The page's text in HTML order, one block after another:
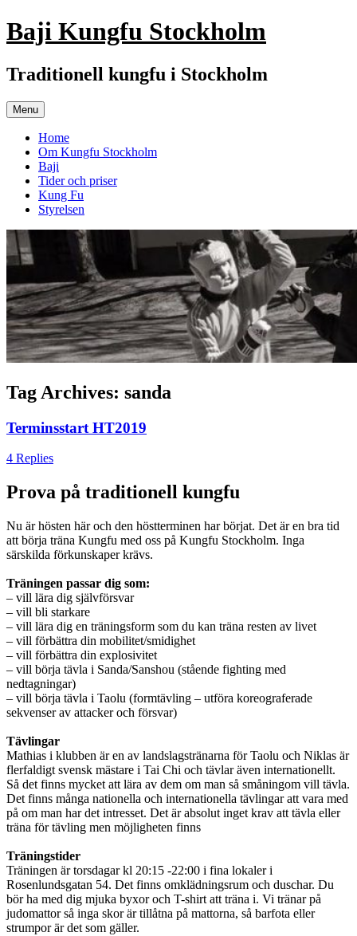
Skip
to
Baji Kungfu Stockholm
Traditionell kungfu i Stockholm
Menu
Home
Om Kungfu Stockholm
Baji
Tider och priser
Kung Fu
Styrelsen
Tag Archives: sanda
Terminsstart HT2019
4 Replies
Prova på traditionell kungfu
Nu är hösten här och den höstterminen har börjat. Det är en bra tid
att börja träna Kungfu med oss på Kungfu Stockholm. Inga
särskilda förkunskaper krävs.
Träningen passar dig som:
– vill lära dig självförsvar
– vill bli starkare
– vill lära dig en träningsform som du kan träna resten av livet
– vill förbättra din mobilitet/smidighet
– vill förbättra din explosivitet
– vill börja tävla i Sanda/Sanshou (stående fighting med
nedtagningar)
– vill börja tävla i Taolu (formtävling – utföra koreograferade
sekvenser av attacker och försvar)
Tävlingar
Mathias i klubben är en av landslagstränarna för Taolu och Niklas är
flerfaldigt svensk mästare i Tai Chi och tävlar även internationellt.
Så det finns mycket att lära av dem om man så småningom vill tävla.
Det finns många nationella och internationella tävlingar att vara med
på om man har det intresset. Det är absolut inget krav att tävla eller
träna för tävling men möjligheten finns
Träningstider
Träningen är torsdagar kl 20:15 -22:00 i fina lokaler i
Rosenlundsgatan 54. Det finns omklädningsrum och duschar. Du
bör ha med dig mjuka byxor och T-shirt att träna i. Vi tränar på
judomattor så inga skor är tillåtna på mattorna, så barfota eller
strumpor är det som gäller.